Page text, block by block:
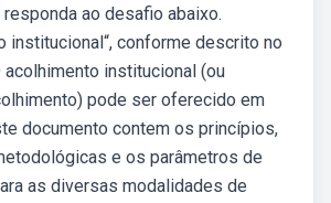
ao desafio abaixo.
institucional“, conforme descrito no
acolhimento institucional (ou
pode ser oferecido em
documento contem os princípios,
e os parâmetros de
as diversas modalidades de